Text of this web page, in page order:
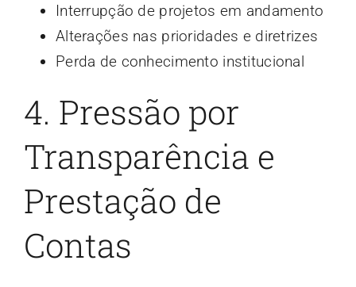
Interrupção de projetos em andamento
Alterações nas prioridades e diretrizes
Perda de conhecimento institucional
4. Pressão por
Transparência e
Prestação de
Contas